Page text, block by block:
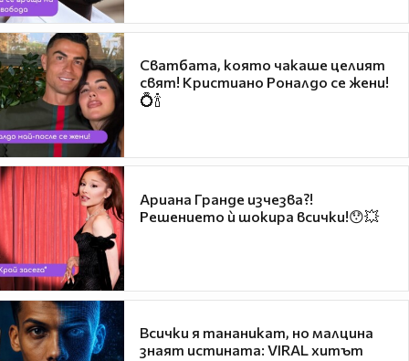
Сватбата, която чакаше целият
свят! Кристиано Роналдо се жени!
💍🍾
Ариана Гранде изчезва?!
Решението ѝ шокира всички!😯💥
Всички я тананикат, но малцина
знаят истината: VIRAL хитът